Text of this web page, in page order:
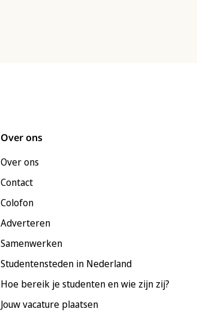
Over ons
Over ons
Contact
Colofon
Adverteren
Samenwerken
Studentensteden in Nederland
Hoe bereik je studenten en wie zijn zij?
Jouw vacature plaatsen